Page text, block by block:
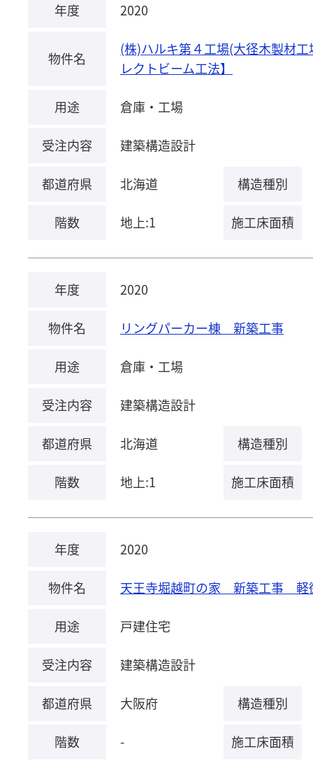
年度 2020
物件名
(株)ハルキ第４工場(大径木製材
レクトビーム工法】
用途 倉庫・工場
受注内容 建築構造設計
都道府県 北海道 構造種別
階数 地上:1 施工床面積
年度 2020
物件名 リングパーカー棟 新築工事
用途 倉庫・工場
受注内容 建築構造設計
都道府県 北海道 構造種別
階数 地上:1 施工床面積
年度 2020
物件名 天王寺堀越町の家 新築工事 軽
用途 戸建住宅
受注内容 建築構造設計
都道府県 大阪府 構造種別
階数 - 施工床面積